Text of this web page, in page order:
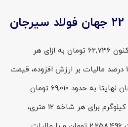
قیمت روز این محصول هم‌اکنون 62,736 تومان به ازای هر
کیلوگرم است. با احتساب ۱۰ درصد مالیات بر ارزش افزوده، قیمت
میلگرد 22 جهان فولاد سیرجان نهایتا به حدود 69,010 تومان
می‌رسد. با توجه به وزن ۳۶ کیلوگرم برای هر شاخه ۱۲ متری،